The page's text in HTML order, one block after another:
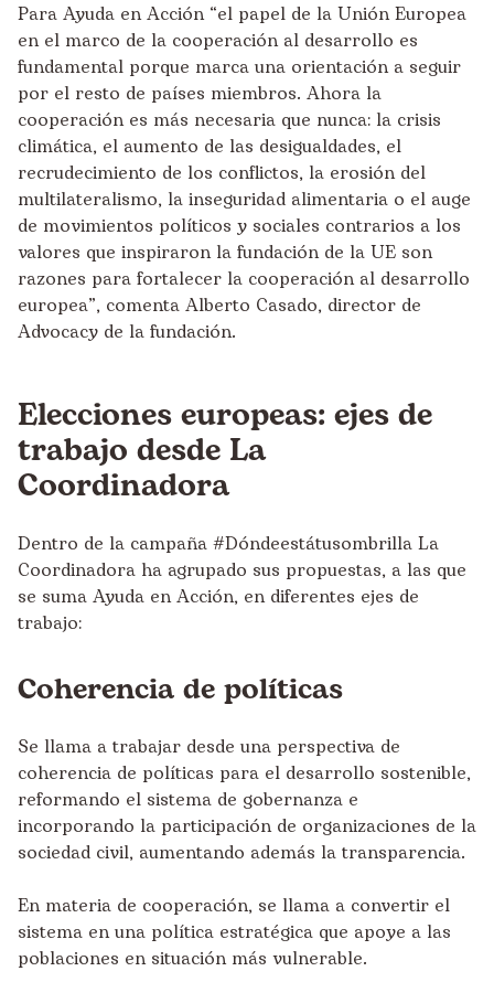
Para Ayuda en Acción “el papel de la Unión Europea
en el marco de la cooperación al desarrollo es
fundamental porque marca una orientación a seguir
por el resto de países miembros. Ahora la
cooperación es más necesaria que nunca: la crisis
climática, el aumento de las desigualdades, el
recrudecimiento de los conflictos, la erosión del
multilateralismo, la inseguridad alimentaria o el auge
de movimientos políticos y sociales contrarios a los
valores que inspiraron la fundación de la UE son
razones para fortalecer la cooperación al desarrollo
europea”, comenta Alberto Casado, director de
Advocacy de la fundación.
Elecciones europeas: ejes de
trabajo desde La
Coordinadora
Dentro de la campaña #Dóndeestátusombrilla La
Coordinadora ha agrupado sus propuestas, a las que
se suma Ayuda en Acción, en diferentes ejes de
trabajo:
Coherencia de políticas
Se llama a trabajar desde una perspectiva de
coherencia de políticas para el desarrollo sostenible,
reformando el sistema de gobernanza e
incorporando la participación de organizaciones de la
sociedad civil, aumentando además la transparencia.
En materia de cooperación, se llama a convertir el
sistema en una política estratégica que apoye a las
poblaciones en situación más vulnerable.